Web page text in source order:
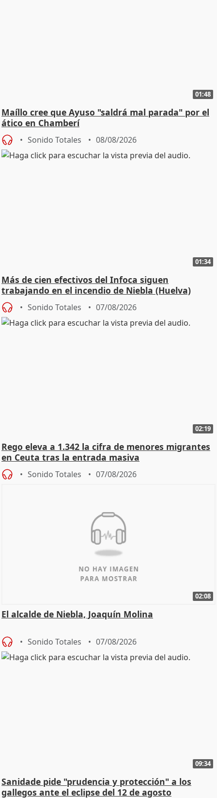
01:48
Maíllo cree que Ayuso "saldrá mal parada" por el
ático en Chamberí
Sonido Totales 08/08/2026
01:34
Más de cien efectivos del Infoca siguen
trabajando en el incendio de Niebla (Huelva)
Sonido Totales 07/08/2026
02:19
Rego eleva a 1.342 la cifra de menores migrantes
en Ceuta tras la entrada masiva
Sonido Totales 07/08/2026
02:08
El alcalde de Niebla, Joaquín Molina
Sonido Totales 07/08/2026
09:34
Sanidade pide "prudencia y protección" a los
gallegos ante el eclipse del 12 de agosto